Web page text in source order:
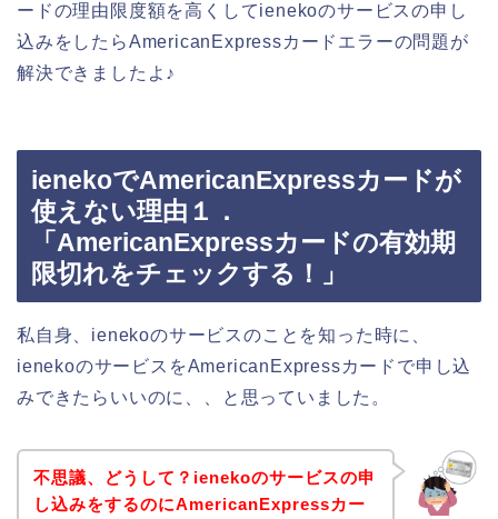
ードの理由限度額を高くしてienekoのサービスの申し
込みをしたらAmericanExpressカードエラーの問題が
解決できましたよ♪
ienekoでAmericanExpressカードが
使えない理由１．
「AmericanExpressカードの有効期
限切れをチェックする！」
私自身、ienekoのサービスのことを知った時に、
ienekoのサービスをAmericanExpressカードで申し込
みできたらいいのに、、と思っていました。
不思議、どうして？ienekoのサービスの申
し込みをするのにAmericanExpressカー